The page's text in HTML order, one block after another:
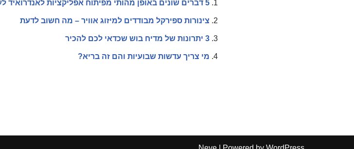
5 דברים שונים באופן מהותי מפיתוח אפליקציות לאנדרואיד לעומת אייפון
צינורות ספירקל מבודדים למיזוג אוויר – מה חשוב לדעת
3 יתרונות של מדיח בוש שכדאי לכם להכיר
מי צריך עדשות שבועיות והם זה בריא?